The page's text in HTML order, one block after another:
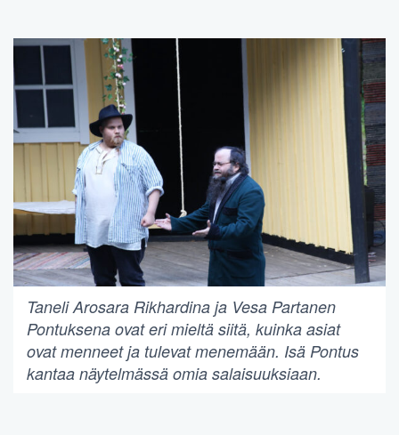
Taneli Arosara Rikhardina ja Vesa Partanen
Pontuksena ovat eri mieltä siitä, kuinka asiat
ovat menneet ja tulevat menemään. Isä Pontus
kantaa näytelmässä omia salaisuuksiaan.